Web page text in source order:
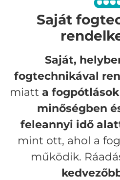
Saját
Saját,
fogtechnikával
miatt a
minőségben
feleannyi idő
mint ott, ahol a
működik.